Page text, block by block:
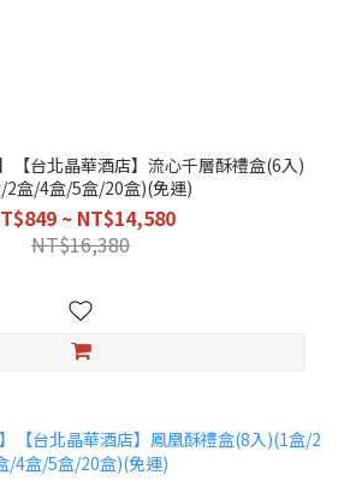
【台北晶華酒店】流心千層酥禮盒(6入)
2盒/4盒/5盒/20盒)(免運)
~ NT$14,580
NT$16,380